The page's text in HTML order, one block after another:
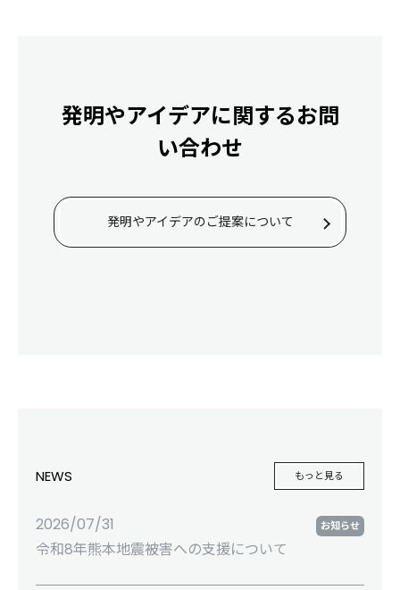
発明やアイデアに関するお問
い合わせ
発明やアイデアのご提案について
NEWS もっと見る
2026/07/31
令和8年熊本地震被害への支援について
お知らせ